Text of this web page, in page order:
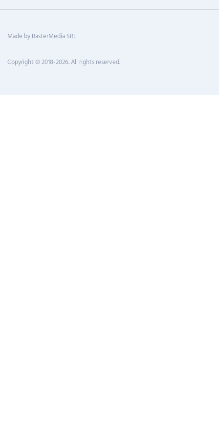
Made by BasterMedia SRL
Copyright © 2018-2026. All rights reserved.